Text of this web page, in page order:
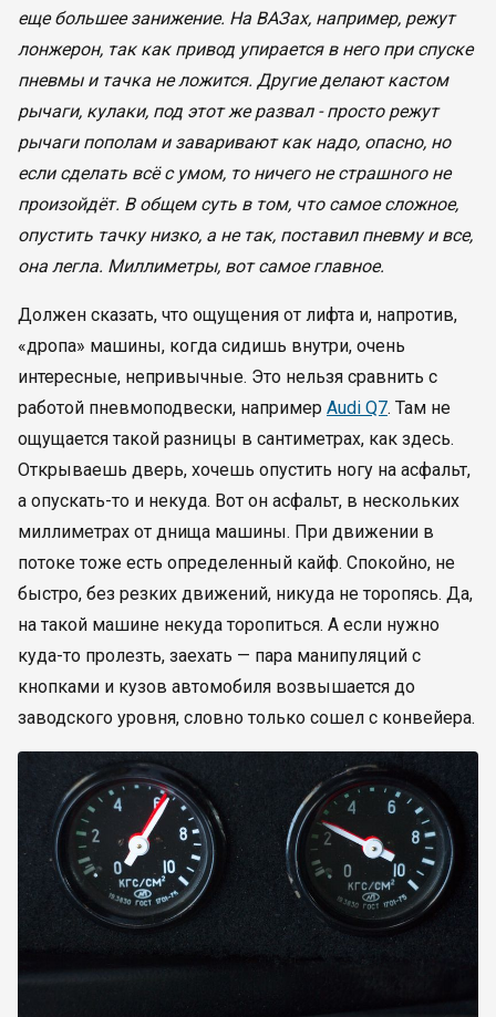
еще большее занижение. На ВАЗах, например, режут
лонжерон, так как привод упирается в него при спуске
пневмы и тачка не ложится. Другие делают кастом
рычаги, кулаки, под этот же развал - просто режут
рычаги пополам и заваривают как надо, опасно, но
если сделать всё с умом, то ничего не страшного не
произойдёт. В общем суть в том, что самое сложное,
опустить тачку низко, а не так, поставил пневму и все,
она легла. Миллиметры, вот самое главное.
Должен сказать, что ощущения от лифта и, напротив,
«дропа» машины, когда сидишь внутри, очень
интересные, непривычные. Это нельзя сравнить с
работой пневмоподвески, например Audi Q7. Там не
ощущается такой разницы в сантиметрах, как здесь.
Открываешь дверь, хочешь опустить ногу на асфальт,
а опускать-то и некуда. Вот он асфальт, в нескольких
миллиметрах от днища машины. При движении в
потоке тоже есть определенный кайф. Спокойно, не
быстро, без резких движений, никуда не торопясь. Да,
на такой машине некуда торопиться. А если нужно
куда-то пролезть, заехать — пара манипуляций с
кнопками и кузов автомобиля возвышается до
заводского уровня, словно только сошел с конвейера.